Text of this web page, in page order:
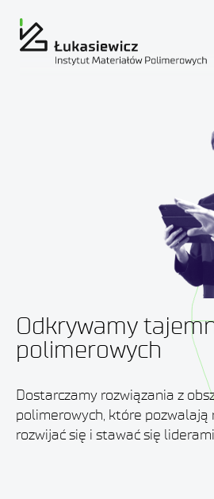
Odkrywamy
polimerowych
Dostarczamy rozwiązania z
polimerowych, które pozwalają
rozwijać się i stawać się